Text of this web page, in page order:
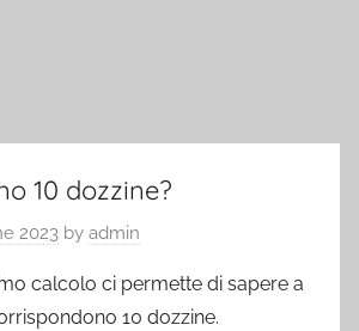
10 dozzine?
2023 by admin
calcolo ci permette di sapere a
10 dozzine.